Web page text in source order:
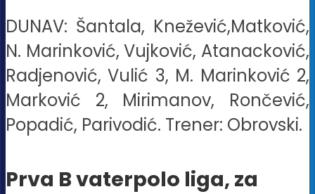
DUNAV: Šantala, Knežević,Matković,
N. Marinković, Vujković, Atanacković,
Radjenović, Vulić 3, M. Marinković 2,
Marković 2, Mirimanov, Rončević,
Popadić, Parivodić. Trener: Obrovski.
Prva B vaterpolo liga, za